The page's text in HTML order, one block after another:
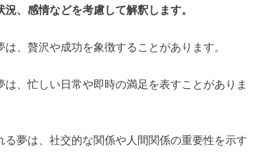
、感情などを考慮して解釈します。
、贅沢や成功を象徴することがあります。
、忙しい日常や即時の満足を表すことがありま
夢は、社交的な関係や人間関係の重要性を示す